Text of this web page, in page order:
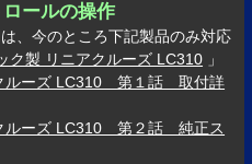
ールの操作
、今のところ下記製品のみ対応
ク製 リニアクルーズ LC310 」
ルーズ LC310 第１話 取付詳
ルーズ LC310 第２話 純正ス